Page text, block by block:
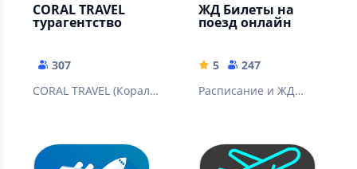
CORAL TRAVEL
турагентство
307
CORAL TRAVEL (Корал
Поиск горящих туров
ЖД Билеты на
поезд онлайн
5
247
Расписание и ЖД
Купите билет на поезд
онлайн